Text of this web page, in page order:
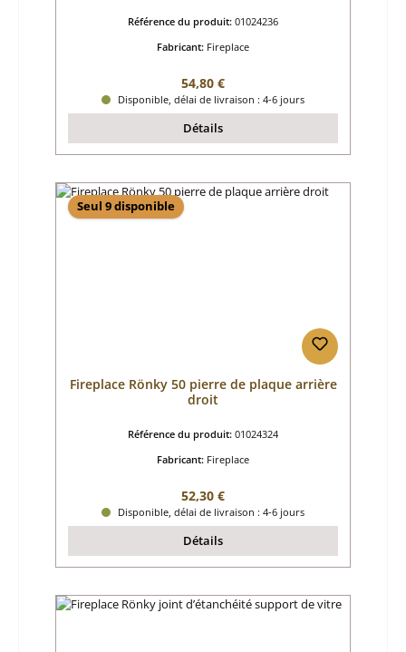
Référence du produit: 01024236
Fabricant: Fireplace
Prix régulier :
54,80 €
Disponible, délai de livraison : 4-6 jours
Détails
Seul 9 disponible
Fireplace Rönky 50 pierre de plaque arrière
droit
Référence du produit: 01024324
Fabricant: Fireplace
Prix régulier :
52,30 €
Disponible, délai de livraison : 4-6 jours
Détails